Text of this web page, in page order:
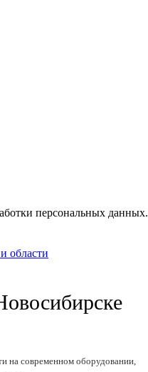
персональных данных.
области
на современном оборудовании,